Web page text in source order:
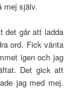
mej själv.
det går att ladda
ord. Fick vänta
igen och jag
Det gick att
jag med mej.